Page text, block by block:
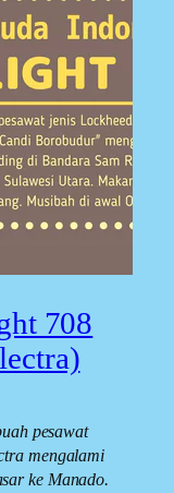
708
pesawat
mengalami
ke Manado.